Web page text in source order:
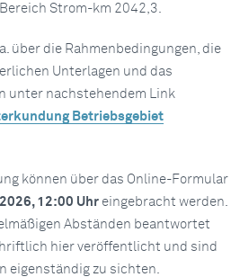
Strom-km 2042,3.
über die Rahmenbedingungen, die
Unterlagen und das
unter nachstehendem Link
Betriebsgebiet
können über das Online-Formular
12:00 Uhr eingebracht werden.
Abständen beantwortet
hier veröffentlicht und sind
eigenständig zu sichten.